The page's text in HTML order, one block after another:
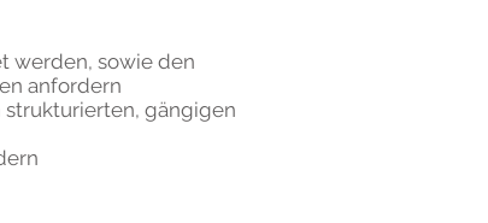
werden, sowie den
anfordern
strukturierten, gängigen